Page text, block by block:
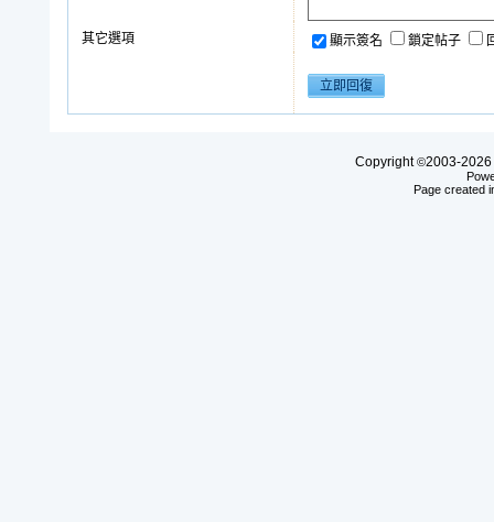
其它選項 顯示簽名 鎖定帖子
Copyright©2003-2026
Page created